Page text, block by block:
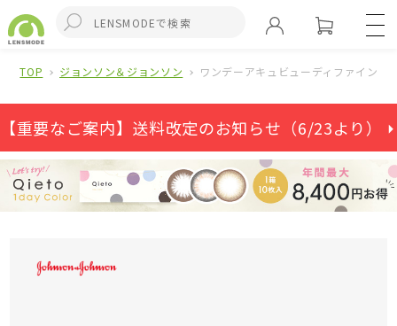
TOP ジョンソン＆ジョンソン ワンデーアキュビューディファイン
【重要なご案内】送料改定のお知らせ（6/23より） ⏵